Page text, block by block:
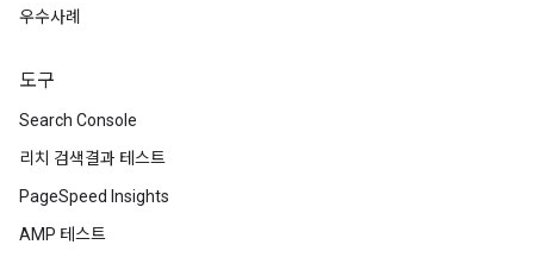
우수사례
도구
Search Console
리치 검색결과 테스트
PageSpeed Insights
AMP 테스트